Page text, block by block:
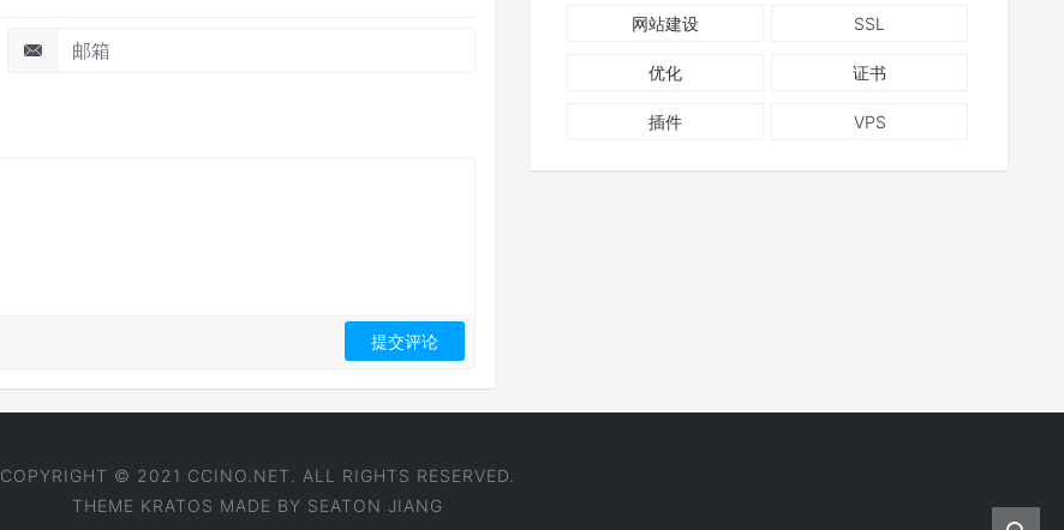
网站建设 SSL
优化 证书
插件 VPS
COPYRIGHT © 2021 CCINO.NET. ALL RIGHTS RESERVED.
THEME KRATOS MADE BY SEATON JIANG